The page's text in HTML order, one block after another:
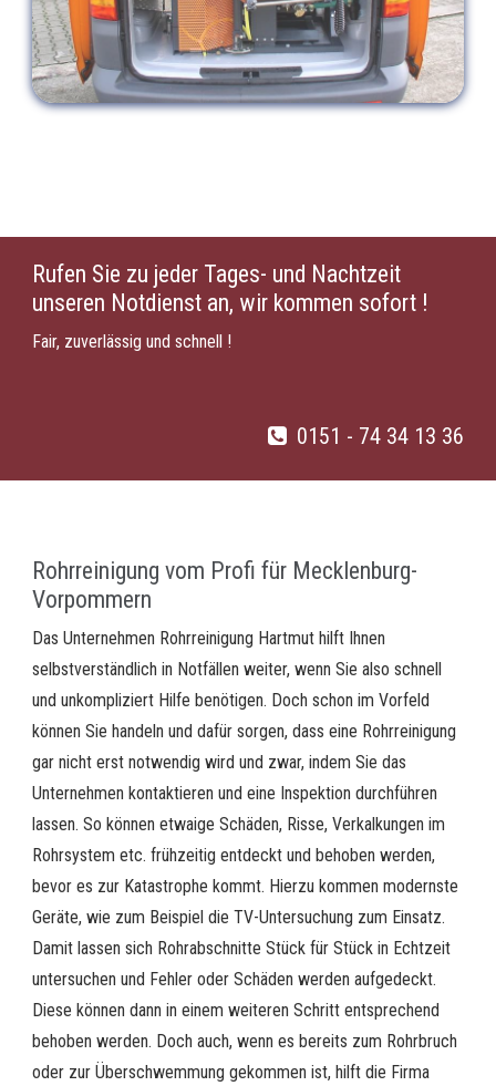
Rufen Sie zu jeder Tages- und Nachtzeit
unseren Notdienst an, wir kommen sofort !
Fair, zuverlässig und schnell !
0151 - 74 34 13 36
Rohrreinigung vom Profi für Mecklenburg-
Vorpommern
Das Unternehmen Rohrreinigung Hartmut hilft Ihnen
selbstverständlich in Notfällen weiter, wenn Sie also schnell
und unkompliziert Hilfe benötigen. Doch schon im Vorfeld
können Sie handeln und dafür sorgen, dass eine Rohrreinigung
gar nicht erst notwendig wird und zwar, indem Sie das
Unternehmen kontaktieren und eine Inspektion durchführen
lassen. So können etwaige Schäden, Risse, Verkalkungen im
Rohrsystem etc. frühzeitig entdeckt und behoben werden,
bevor es zur Katastrophe kommt. Hierzu kommen modernste
Geräte, wie zum Beispiel die TV-Untersuchung zum Einsatz.
Damit lassen sich Rohrabschnitte Stück für Stück in Echtzeit
untersuchen und Fehler oder Schäden werden aufgedeckt.
Diese können dann in einem weiteren Schritt entsprechend
behoben werden. Doch auch, wenn es bereits zum Rohrbruch
oder zur Überschwemmung gekommen ist, hilft die Firma